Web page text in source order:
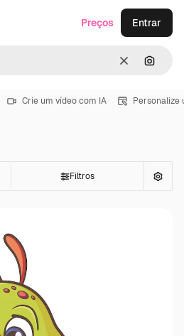
Limpar
Preços Entrar
Crie um vídeo com IA Personalize
Filtros